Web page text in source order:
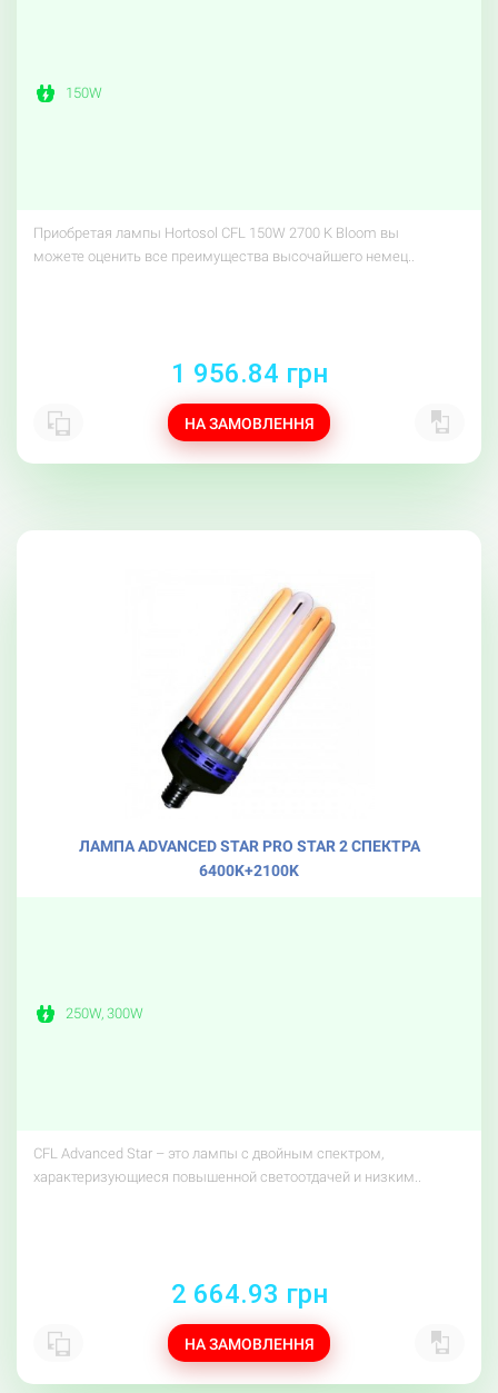
150W
Приобретая лампы Hortosol CFL 150W 2700 K Bloom вы
можете оценить все преимущества высочайшего немец..
1 956.84 грн
НА ЗАМОВЛЕННЯ
ЛАМПА ADVANCED STAR PRO STAR 2 СПЕКТРА
6400K+2100K
250W, 300W
CFL Advanced Star – это лампы с двойным спектром,
характеризующиеся повышенной светоотдачей и низким..
2 664.93 грн
НА ЗАМОВЛЕННЯ